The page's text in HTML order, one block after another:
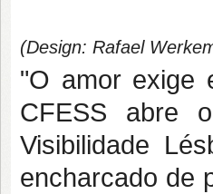
(Design: Rafael
"O amor exige
CFESS abre
Visibilidade
encharcado de